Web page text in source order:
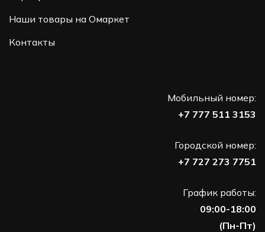
Наши товары на Омаркет
Контакты
Мобильный номер:
+7 777 511 3153
Городской номер:
+7 727 273 7751
График работы:
09:00-18:00
(Пн-Пт)